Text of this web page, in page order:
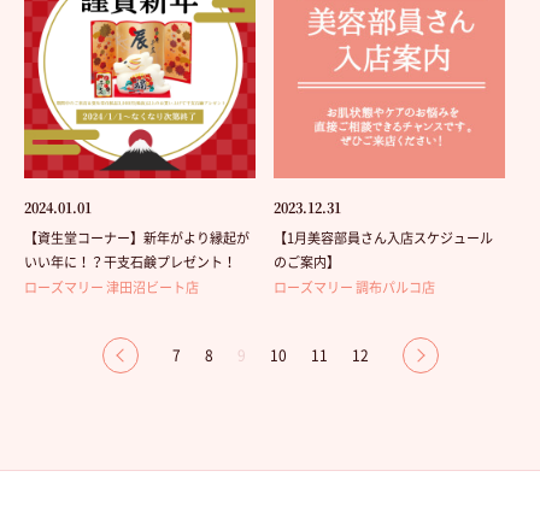
2024.01.01
【資生堂コーナー】新年がより縁起が
いい年に！？干支石鹸プレゼント！
ローズマリー 津田沼ビート店
2023.12.31
【1月美容部員さん入店スケジュール
のご案内】
ローズマリー 調布パルコ店
7 8 9 10 11 12